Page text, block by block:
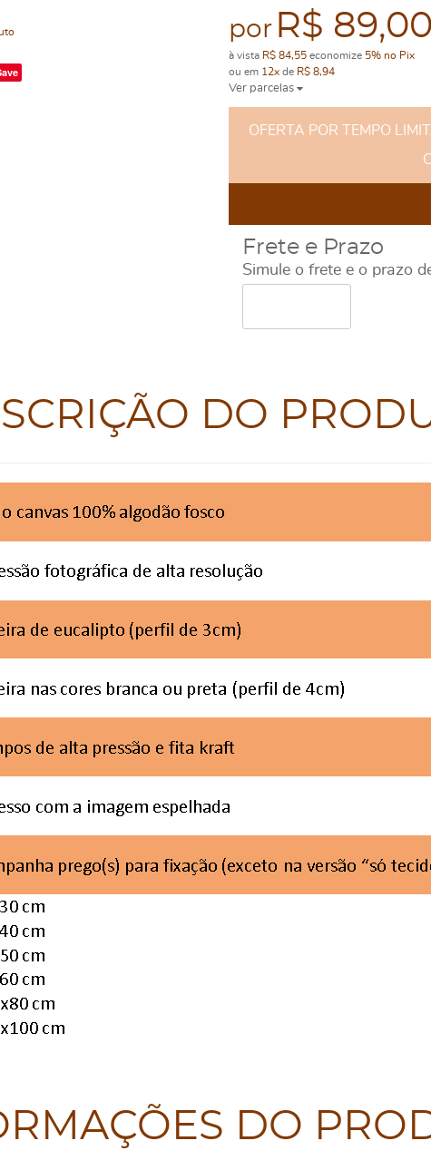
por R$ 89,00
à vista R$ 84,55economize 5% no Pix
ou em 12xde R$ 8,94
Ver parcelas
OFERTA POR TEMPO
Frete e Prazo
Simule o frete e o prazo
DO
DO